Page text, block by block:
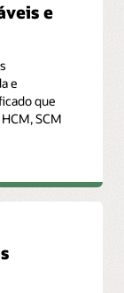
​​e
e
que
SCM